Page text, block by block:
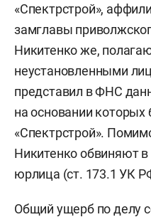
«Спектрстрой»,
замглавы
Никитенко же,
неустановленными
представил в ФНС
на основании
«Спектрстрой».
Никитенко обвиняют
юрлица (ст. 173.1 УК
Общий ущерб по делу